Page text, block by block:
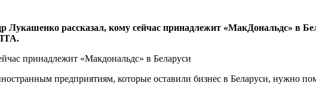
Лукашенко рассказал, кому сейчас принадлежит «МакДональдс» в
предприятиям, которые оставили бизнес в Беларуси, нужно